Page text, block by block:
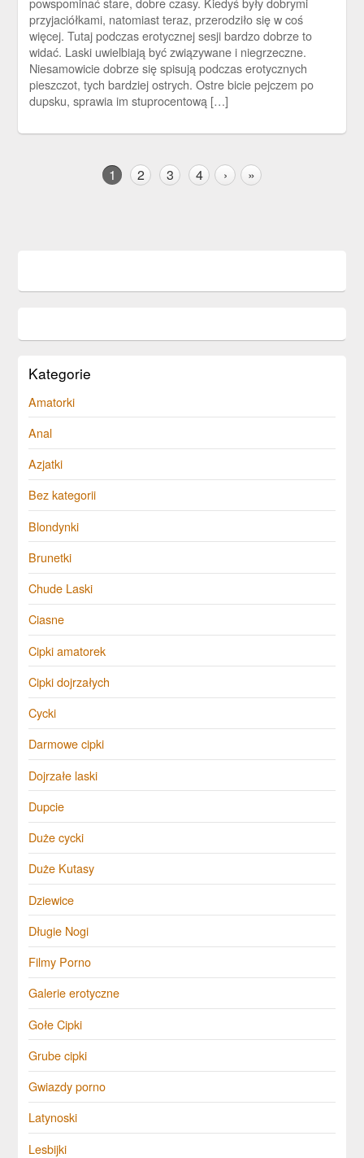
przyjaciółkami, natomiast teraz, przerodziło się w coś
więcej. Tutaj podczas erotycznej sesji bardzo dobrze to
widać. Laski uwielbiają być związywane i niegrzeczne.
Niesamowicie dobrze się spisują podczas erotycznych
pieszczot, tych bardziej ostrych. Ostre bicie pejczem po
dupsku, sprawia im stuprocentową […]
1 2 3 4 › »
Kategorie
Amatorki
Anal
Azjatki
Bez kategorii
Blondynki
Brunetki
Chude Laski
Ciasne
Cipki amatorek
Cipki dojrzałych
Cycki
Darmowe cipki
Dojrzałe laski
Dupcie
Duże cycki
Duże Kutasy
Dziewice
Długie Nogi
Filmy Porno
Galerie erotyczne
Gołe Cipki
Grube cipki
Gwiazdy porno
Latynoski
Lesbijki